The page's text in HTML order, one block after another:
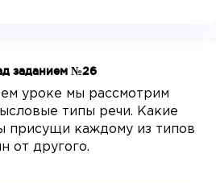
заданием №26
уроке мы рассмотрим
типы речи. Какие
присущи каждому из типов
от другого.